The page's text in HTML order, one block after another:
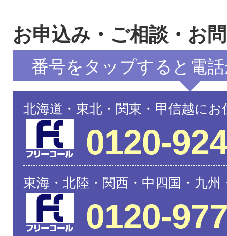
お申込み・ご相談・お
番号をタップすると電
北海道・東北・関東・甲信越に
0120-
東海・北陸・関西・中四国・九
0120-